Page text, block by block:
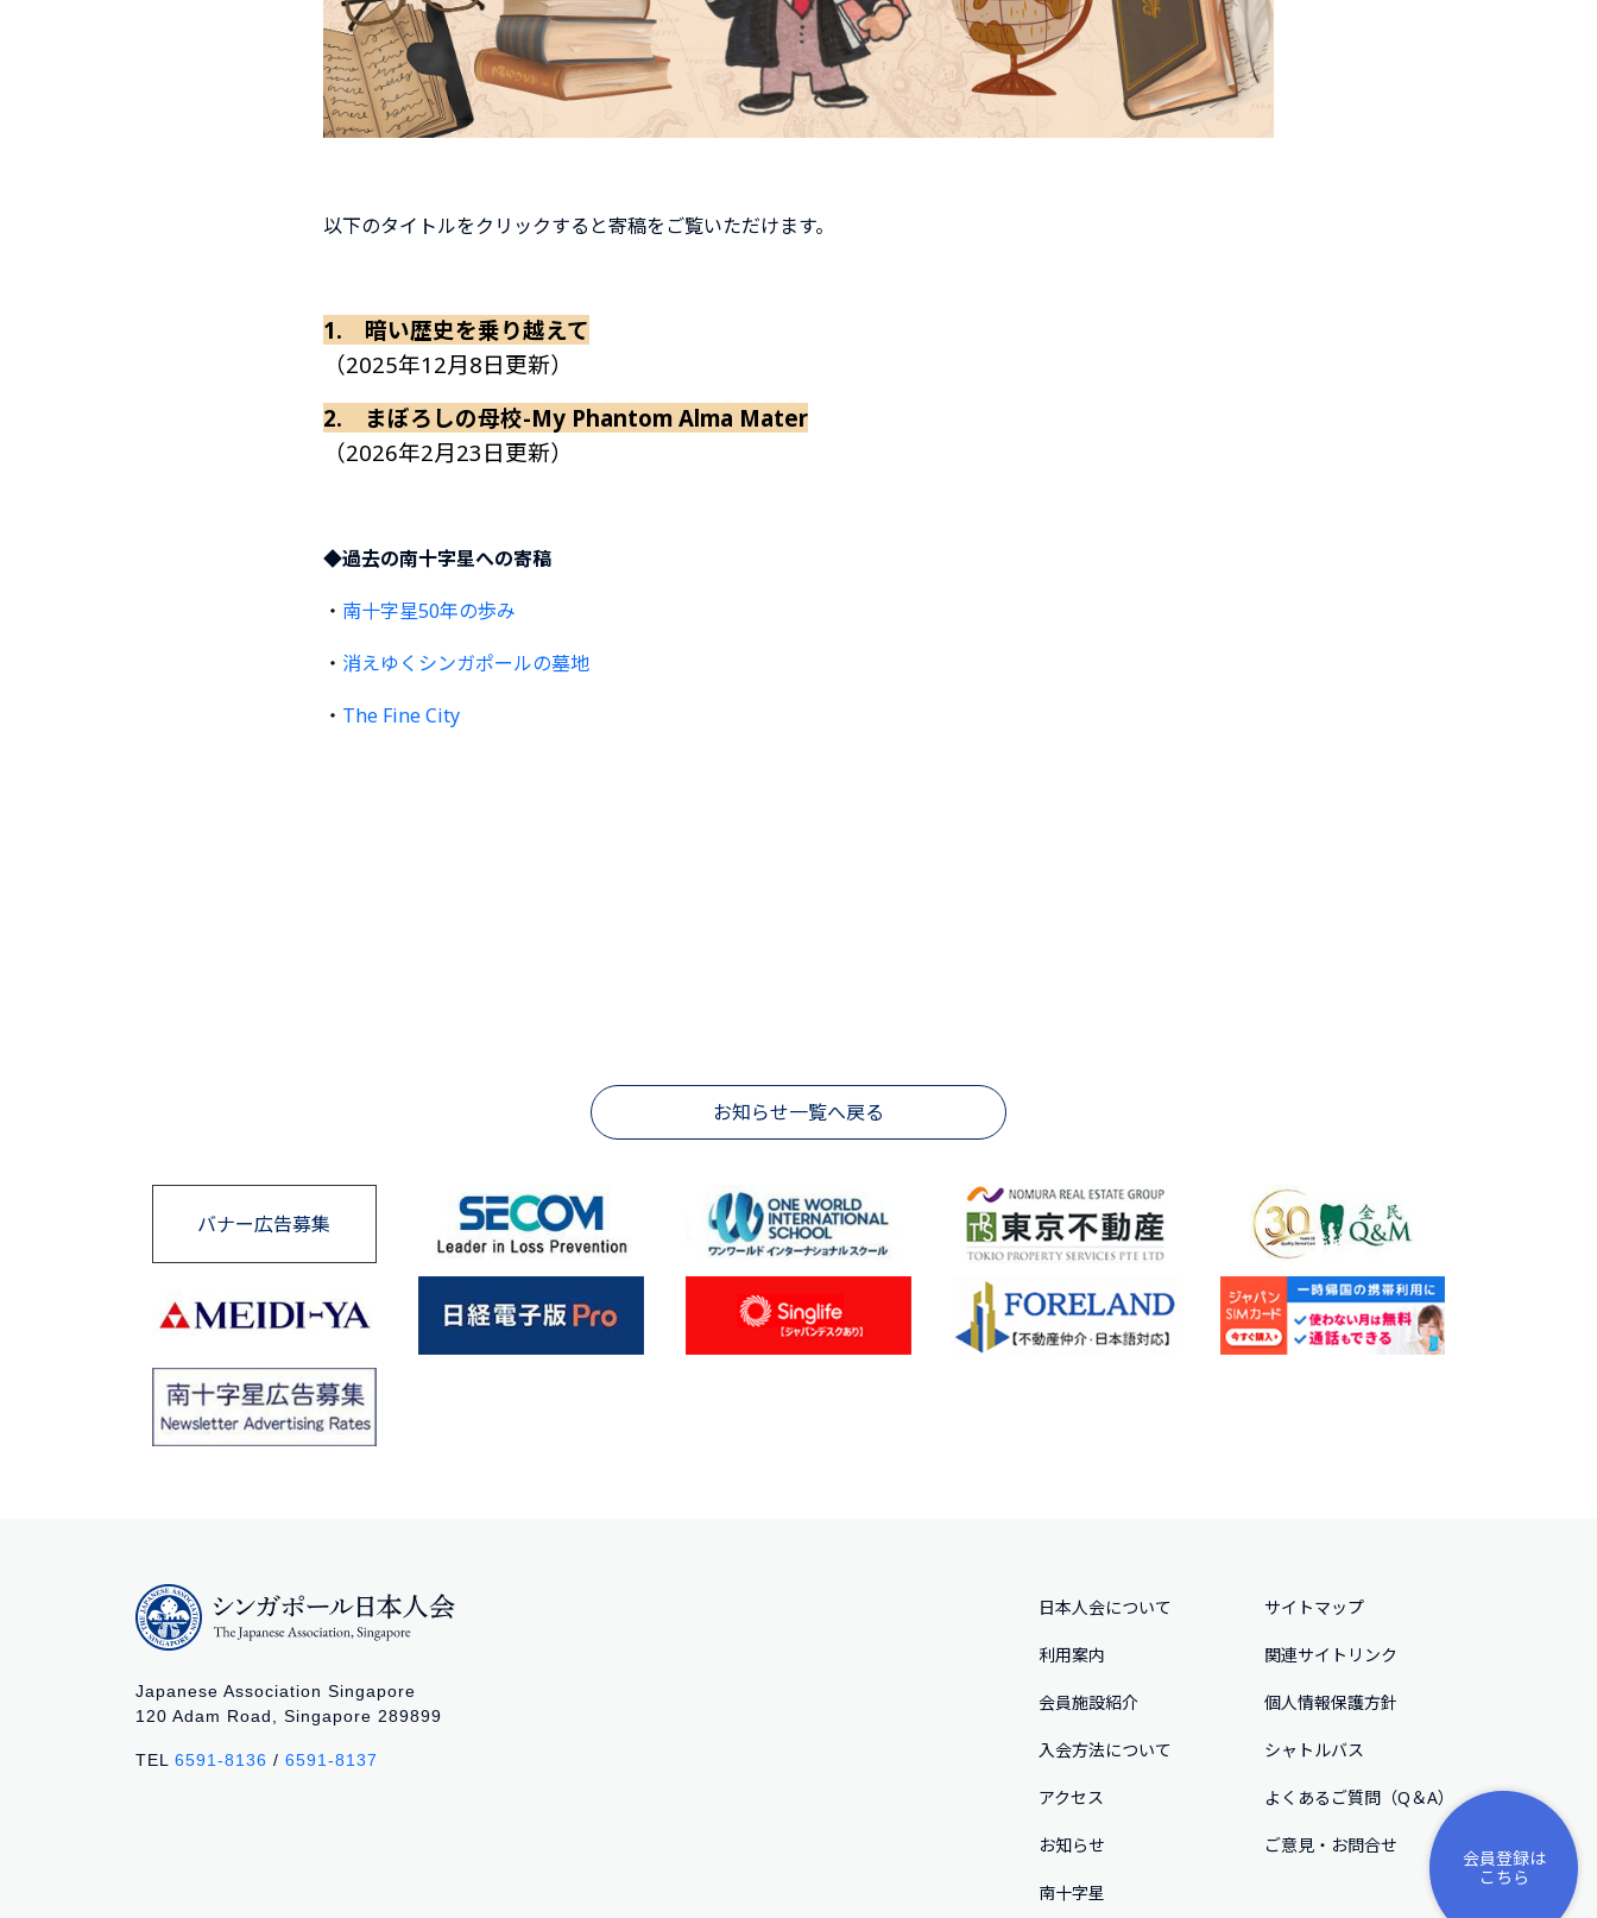
会員登録は
こちら
以下のタイトルをクリックすると寄稿をご覧いただけます。
1. 暗い歴史を乗り越えて
（2025年12月8日更新）
2. まぼろしの母校-My Phantom Alma Mater
（2026年2月23日更新）
◆過去の南十字星への寄稿
・ 南十字星50年の歩み
・ 消えゆくシンガポールの墓地
・ The Fine City
お知らせ一覧へ戻る
バナー広告募集
Japanese Association Singapore
120 Adam Road, Singapore 289899
TEL 6591-8136 / 6591-8137
日本人会について
利用案内
会員施設紹介
入会方法について
アクセス
お知らせ
南十字星
サイトマップ
関連サイトリンク
個人情報保護方針
シャトルバス
よくあるご質問（Q＆A）
ご意⾒・お問合せ